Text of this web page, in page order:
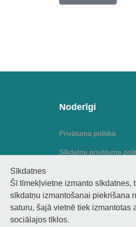
Noderīgi
Privātuma politika
Sīkdatņu privātuma
Sīkdatnes
Šī tīmekļvietne izmanto sīkdatnes,
sīkdatņu izmantošanai piekrišana
saturu, šajā vietnē tiek izmantotas
sociālajos tīklos.